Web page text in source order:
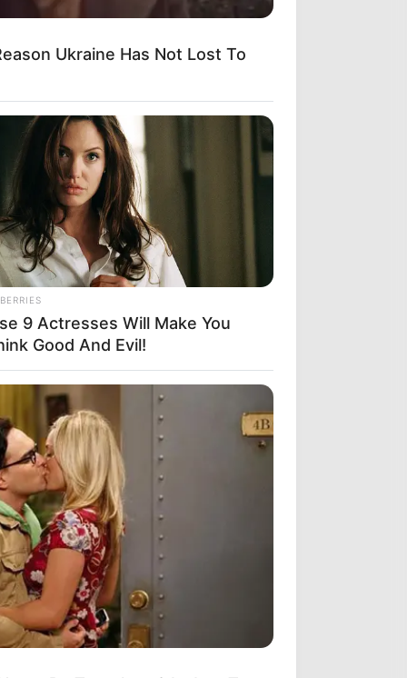
Ukraine Has Not Lost To
9 Actresses Will Make You
Good And Evil!